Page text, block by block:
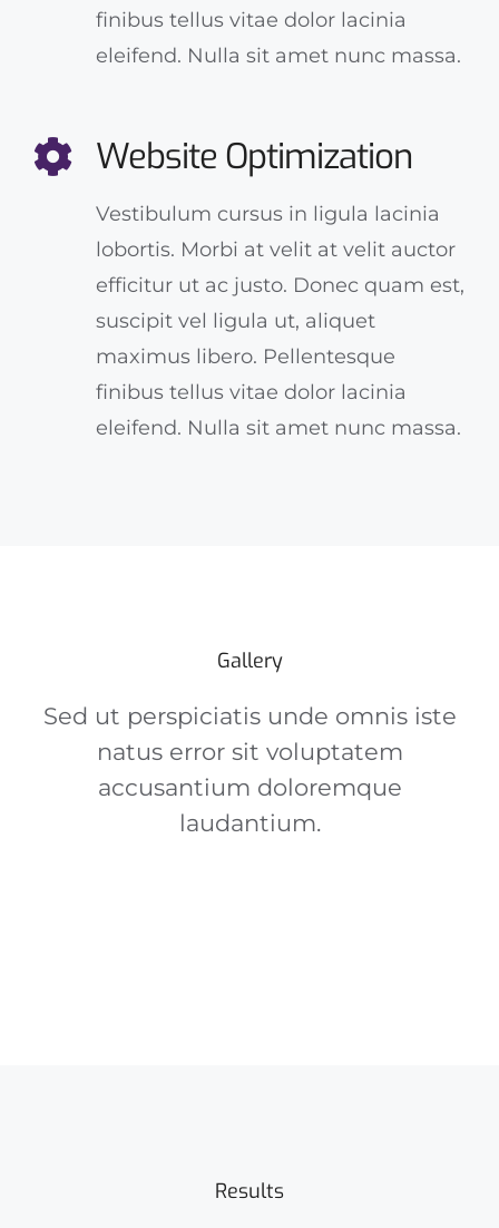
finibus tellus vitae dolor lacinia
eleifend. Nulla sit amet nunc massa.
Website Optimization
Vestibulum cursus in ligula lacinia
lobortis. Morbi at velit at velit auctor
efficitur ut ac justo. Donec quam est,
suscipit vel ligula ut, aliquet
maximus libero. Pellentesque
finibus tellus vitae dolor lacinia
eleifend. Nulla sit amet nunc massa.
Gallery
Sed ut perspiciatis unde omnis iste
natus error sit voluptatem
accusantium doloremque
laudantium.
Results